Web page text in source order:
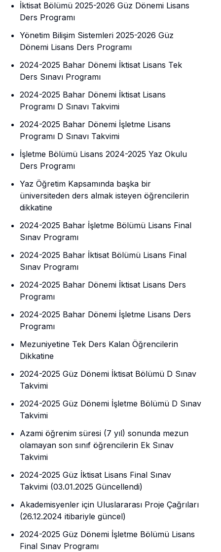
İktisat Bölümü 2025-2026 Güz Dönemi Lisans
Ders Programı
Yönetim Bilişim Sistemleri 2025-2026 Güz
Dönemi Lisans Ders Programı
2024-2025 Bahar Dönemi İktisat Lisans Tek
Ders Sınavı Programı
2024-2025 Bahar Dönemi İktisat Lisans
Programı D Sınavı Takvimi
2024-2025 Bahar Dönemi İşletme Lisans
Programı D Sınavı Takvimi
İşletme Bölümü Lisans 2024-2025 Yaz Okulu
Ders Programı
Yaz Öğretim Kapsamında başka bir
üniversiteden ders almak isteyen öğrencilerin
dikkatine
2024-2025 Bahar İşletme Bölümü Lisans Final
Sınav Programı
2024-2025 Bahar İktisat Bölümü Lisans Final
Sınav Programı
2024-2025 Bahar Dönemi İktisat Lisans Ders
Programı
2024-2025 Bahar Dönemi İşletme Lisans Ders
Programı
Mezuniyetine Tek Ders Kalan Öğrencilerin
Dikkatine
2024-2025 Güz Dönemi İktisat Bölümü D Sınav
Takvimi
2024-2025 Güz Dönemi İşletme Bölümü D Sınav
Takvimi
Azami öğrenim süresi (7 yıl) sonunda mezun
olamayan son sınıf öğrencilerin Ek Sınav
Takvimi
2024-2025 Güz İktisat Lisans Final Sınav
Takvimi (03.01.2025 Güncellendi)
Akademisyenler için Uluslararası Proje Çağrıları
(26.12.2024 itibariyle güncel)
2024-2025 Güz Dönemi İşletme Bölümü Lisans
Final Sınav Programı